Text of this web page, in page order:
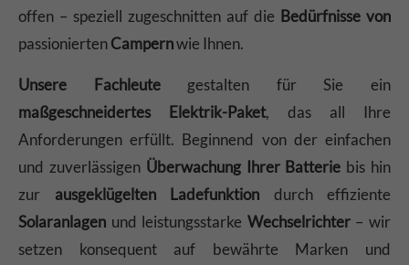
offen – speziell zugeschnitten auf die Bedürfnisse von
passioniertenCampernwie Ihnen.
Unsere Fachleutegestalten für Sie ein
maßgeschneidertes Elektrik-Paket, das all Ihre
Anforderungen erfüllt. Beginnend von der einfachen
und zuverlässigen Überwachung Ihrer Batterie bis hin
zur ausgeklügelten Ladefunktion durch effiziente
Solaranlagen und leistungsstarke Wechselrichter– wir
setzen konsequent auf bewährte Marken und